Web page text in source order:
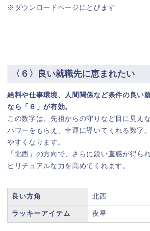
※ダウンロードページにとびます
〈６〉良い就職先に恵まれたい
給料や仕事環境、人間関係など条件の良い
なら「６」が有効。
この数字は、先祖からの守りなど目に見え
パワーをもらえ、幸運に導いてくれる数字
やすくなります。
「北西」の方向で、さらに鋭い直感が得ら
ピリチュアルな力を高めてくれます。
良い方角 北西
ラッキーアイテム 夜星